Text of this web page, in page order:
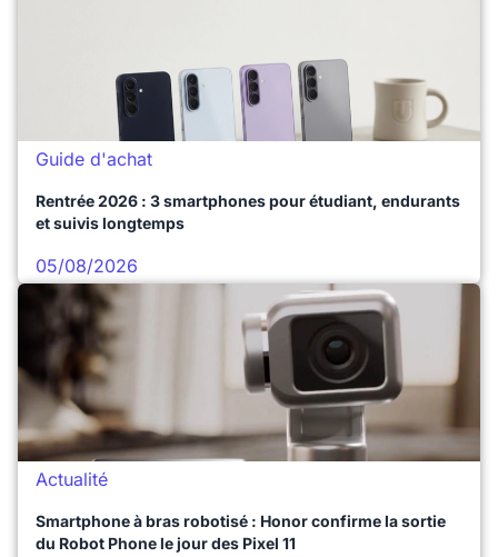
Guide d'achat
Rentrée 2026 : 3 smartphones pour étudiant, endurants
et suivis longtemps
05/08/2026
Actualité
Smartphone à bras robotisé : Honor confirme la sortie
du Robot Phone le jour des Pixel 11